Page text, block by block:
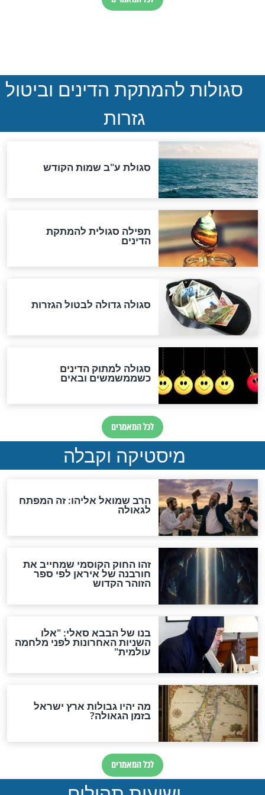
ההסכם החשאי של טראמפ
ואיראן: בלי שקיפות ועם הרבה
סימני שאלה
המסמך האבוד שנחשף
במרתפי מוסקבה: כתב היד
הנדיר של הרשב"ם התגלה
שורדת השואה שחוגגת 100:
"מודה לקב"ה על כל השנים"
לכל המאמרים
אחרית הימים
האם אפשר לחשב את הקץ?
מה יהיה בימות המשיח?
"לפני הגאולה תהיה אפיקורסות
והכחשה גדולה מאוד של
האמונה"
האם לאחר בוא המשיח יהיה
אפשר לחזור בתשובה?